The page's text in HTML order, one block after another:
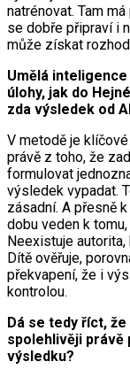
natrénovat. Tam
se dobře připraví i
může získat
Umělá
úlohy, jak do
zda výsledek od
V metodě je
právě z toho, že
formulovat
výsledek vypadat.
zásadní. A přesně
dobu veden k
Neexistuje autorita,
Dítě ověřuje,
překvapení, že i
kontrolou.
Dá se tedy říct,
spolehlivěji právě
výsledku?